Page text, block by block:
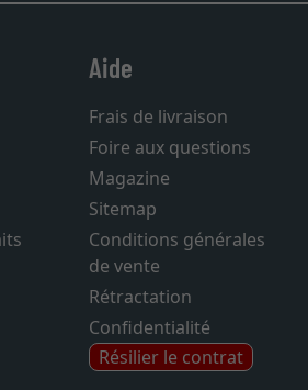
Aide
Frais de livraison
Foire aux questions
Magazine
Sitemap
Conditions générales
de vente
Rétractation
Confidentialité
Résilier le contrat